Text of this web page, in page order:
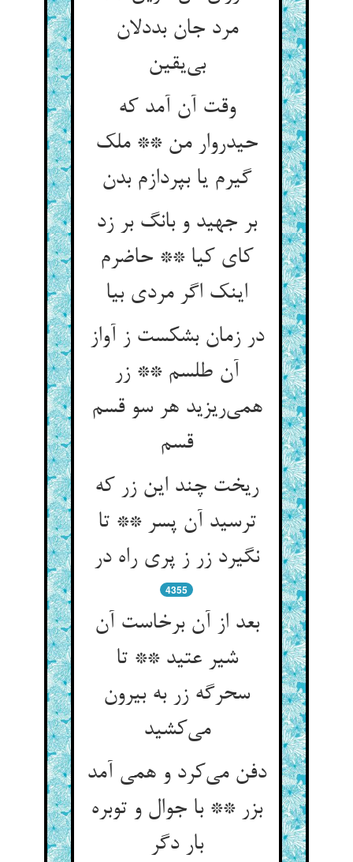
مرد جان بددلان
بی‌یقین
وقت آن آمد که
حیدروار من ** ملک
گیرم یا بپردازم بدن
بر جهید و بانگ بر زد
کای کیا ** حاضرم
اینک اگر مردی بیا
در زمان بشکست ز آواز
آن طلسم ** زر
همی‌ریزید هر سو قسم
قسم
ریخت چند این زر که
ترسید آن پسر ** تا
نگیرد زر ز پری راه در
4355
بعد از آن برخاست آن
شیر عتید ** تا
سحرگه زر به بیرون
می‌کشید
دفن می‌کرد و همی آمد
بزر ** با جوال و توبره
بار دگر